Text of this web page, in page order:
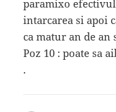
paramixo
intarcarea si apoi
ca matur an de
Poz 10 : poate sa
.